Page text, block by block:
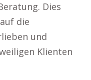
Dies
die
und
Klienten